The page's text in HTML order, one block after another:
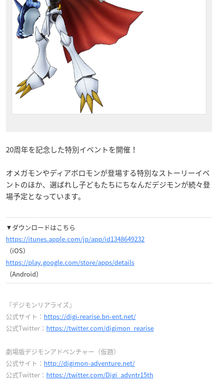
20周年を記念した特別イベントを開催！
オメガモンやディアボロモンが登場する特別なストーリーイベ
ントのほか、選ばれし子どもたちにちなんだデジモンが続々登
場予定となっています。
▼ダウンロードはこちら
https://itunes.apple.com/jp/app/id1348649232
（iOS）
https://play.google.com/store/apps/details
（Android）
『デジモンリアライズ』
公式サイト： https://digi-rearise.bn-ent.net/
公式Twitter： https://twitter.com/digimon_rearise
劇場版デジモンアドベンチャー（仮題）
公式サイト： http://digimon-adventure.net/
公式Twitter： https://twitter.com/Digi_advntr15th